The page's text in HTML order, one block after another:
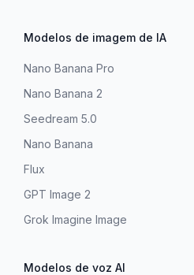
Modelos de imagem de IA
Nano Banana Pro
Nano Banana 2
Seedream 5.0
Nano Banana
Flux
GPT Image 2
Grok Imagine Image
Modelos de voz AI